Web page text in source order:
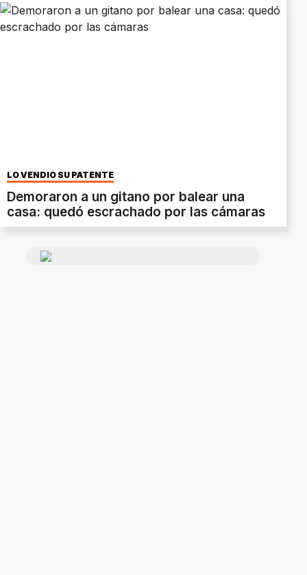
LO VENDIÓ SU PATENTE
Demoraron a un gitano por balear una
casa: quedó escrachado por las cámaras